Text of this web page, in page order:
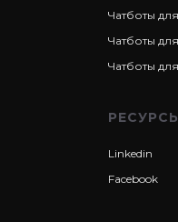
Чатботы
Чатботы
Чатботы
Linkedin
Facebook